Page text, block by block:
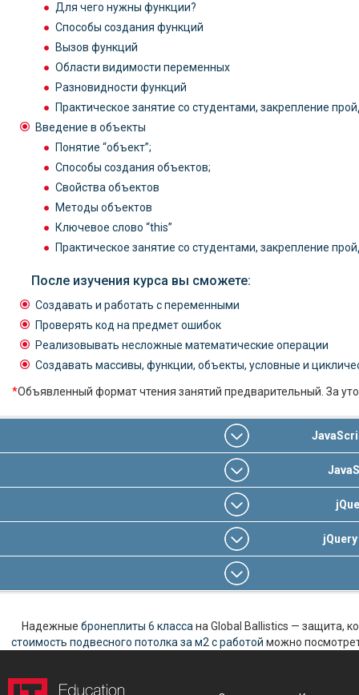
Для чего нужны функции?
Способы создания функций
Вызов функций
Области видимости переменных
Разновидности функций
Практическое занятие со студентами, закрепление
Введение в объекты
Понятие “объект”;
Способы создания объектов;
Свойства объектов
Методы объектов
Ключевое слово “this”
Практическое занятие со студентами, закрепление
После изучения курса вы сможете:
Cоздавать и работать с переменными
Проверять код на предмет ошибок
Реализовывать несложные математические операции
Создавать массивы, функции, объекты, условные и
*Объявленный формат чтения занятий предварительный. За
Надежные бронеплиты 6 класса на Global Ballistics — защита,
стоимость подвесного потолка за м2 с работой можно